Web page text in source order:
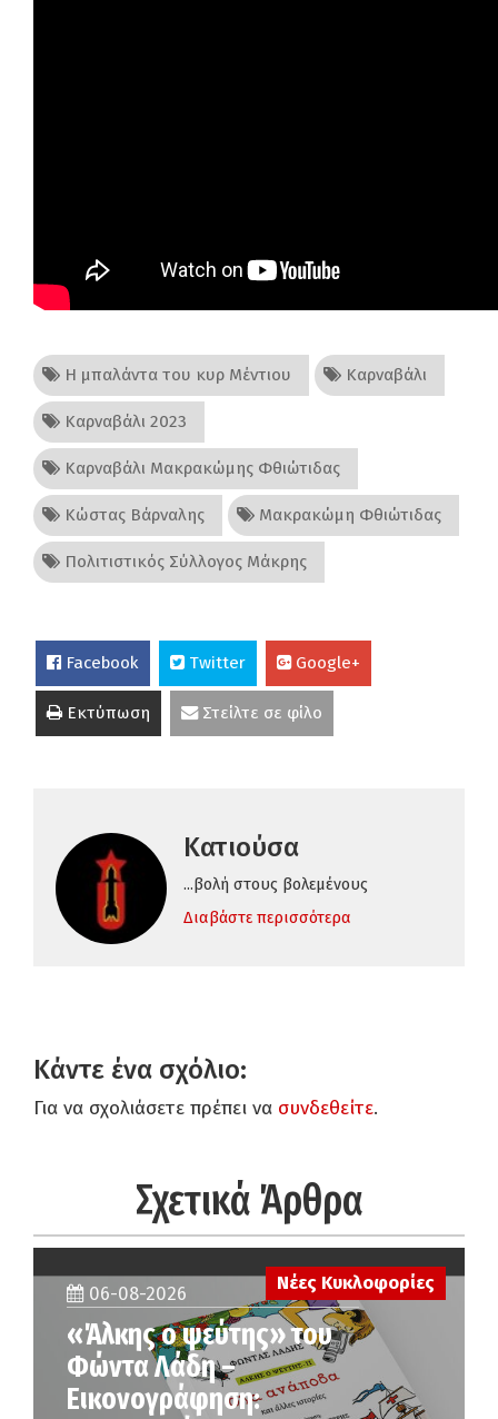
Η μπαλάντα του κυρ Μέντιου Καρναβάλι
Καρναβάλι 2023
Καρναβάλι Μακρακώμης Φθιώτιδας
Κώστας Βάρναλης Μακρακώμη Φθιώτιδας
Πολιτιστικός Σύλλογος Μάκρης
Facebook Twitter Google+
Εκτύπωση Στείλτε σε φίλο
Κατιούσα
...βολή στους βολεμένους
Διαβάστε περισσότερα
Κάντε ένα σχόλιο:
Για να σχολιάσετε πρέπει να συνδεθείτε.
Σχετικά Άρθρα
Νέες Κυκλοφορίες
06-08-2026
«Άλκης ο ψεύτης» του
Φώντα Λάδη –
Εικονογράφηση: